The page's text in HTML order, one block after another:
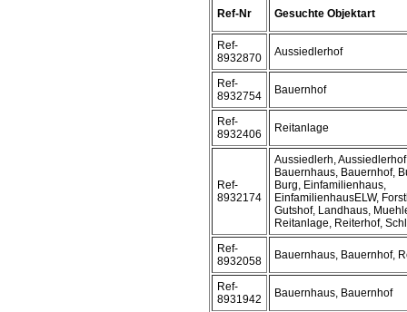
Ref-Nr Gesuchte Objektart
Ref-
8932870
Aussiedlerhof
Ref-
8932754
Bauernhof
Ref-
8932406
Reitanlage
Ref-
8932174
Aussiedlerh,
Bauernhaus, Bauernhof,
Burg, Einfamilienhaus,
EinfamilienhausELW,
Gutshof, Landhaus,
Reitanlage, Reiterhof,
Ref-
8932058
Bauernhaus, Bauernhof,
Ref-
8931942
Bauernhaus, Bauernhof